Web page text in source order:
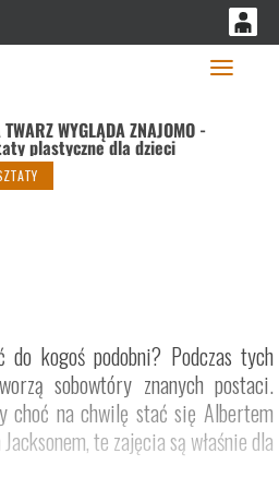
TWARZ WYGLĄDA ZNAJOMO -
plastyczne dla dzieci
kogoś podobni? Podczas tych
sobowtóry znanych postaci.
choć na chwilę stać się Albertem
te zajęcia są właśnie dla